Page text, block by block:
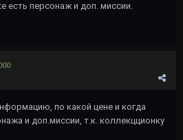
есть персонаж и доп. миссии.
по какой цене и когда
и доп.миссии, т.к. коллекцционку